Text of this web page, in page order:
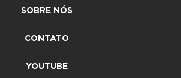
SOBRE NÓS
CONTATO
YOUTUBE